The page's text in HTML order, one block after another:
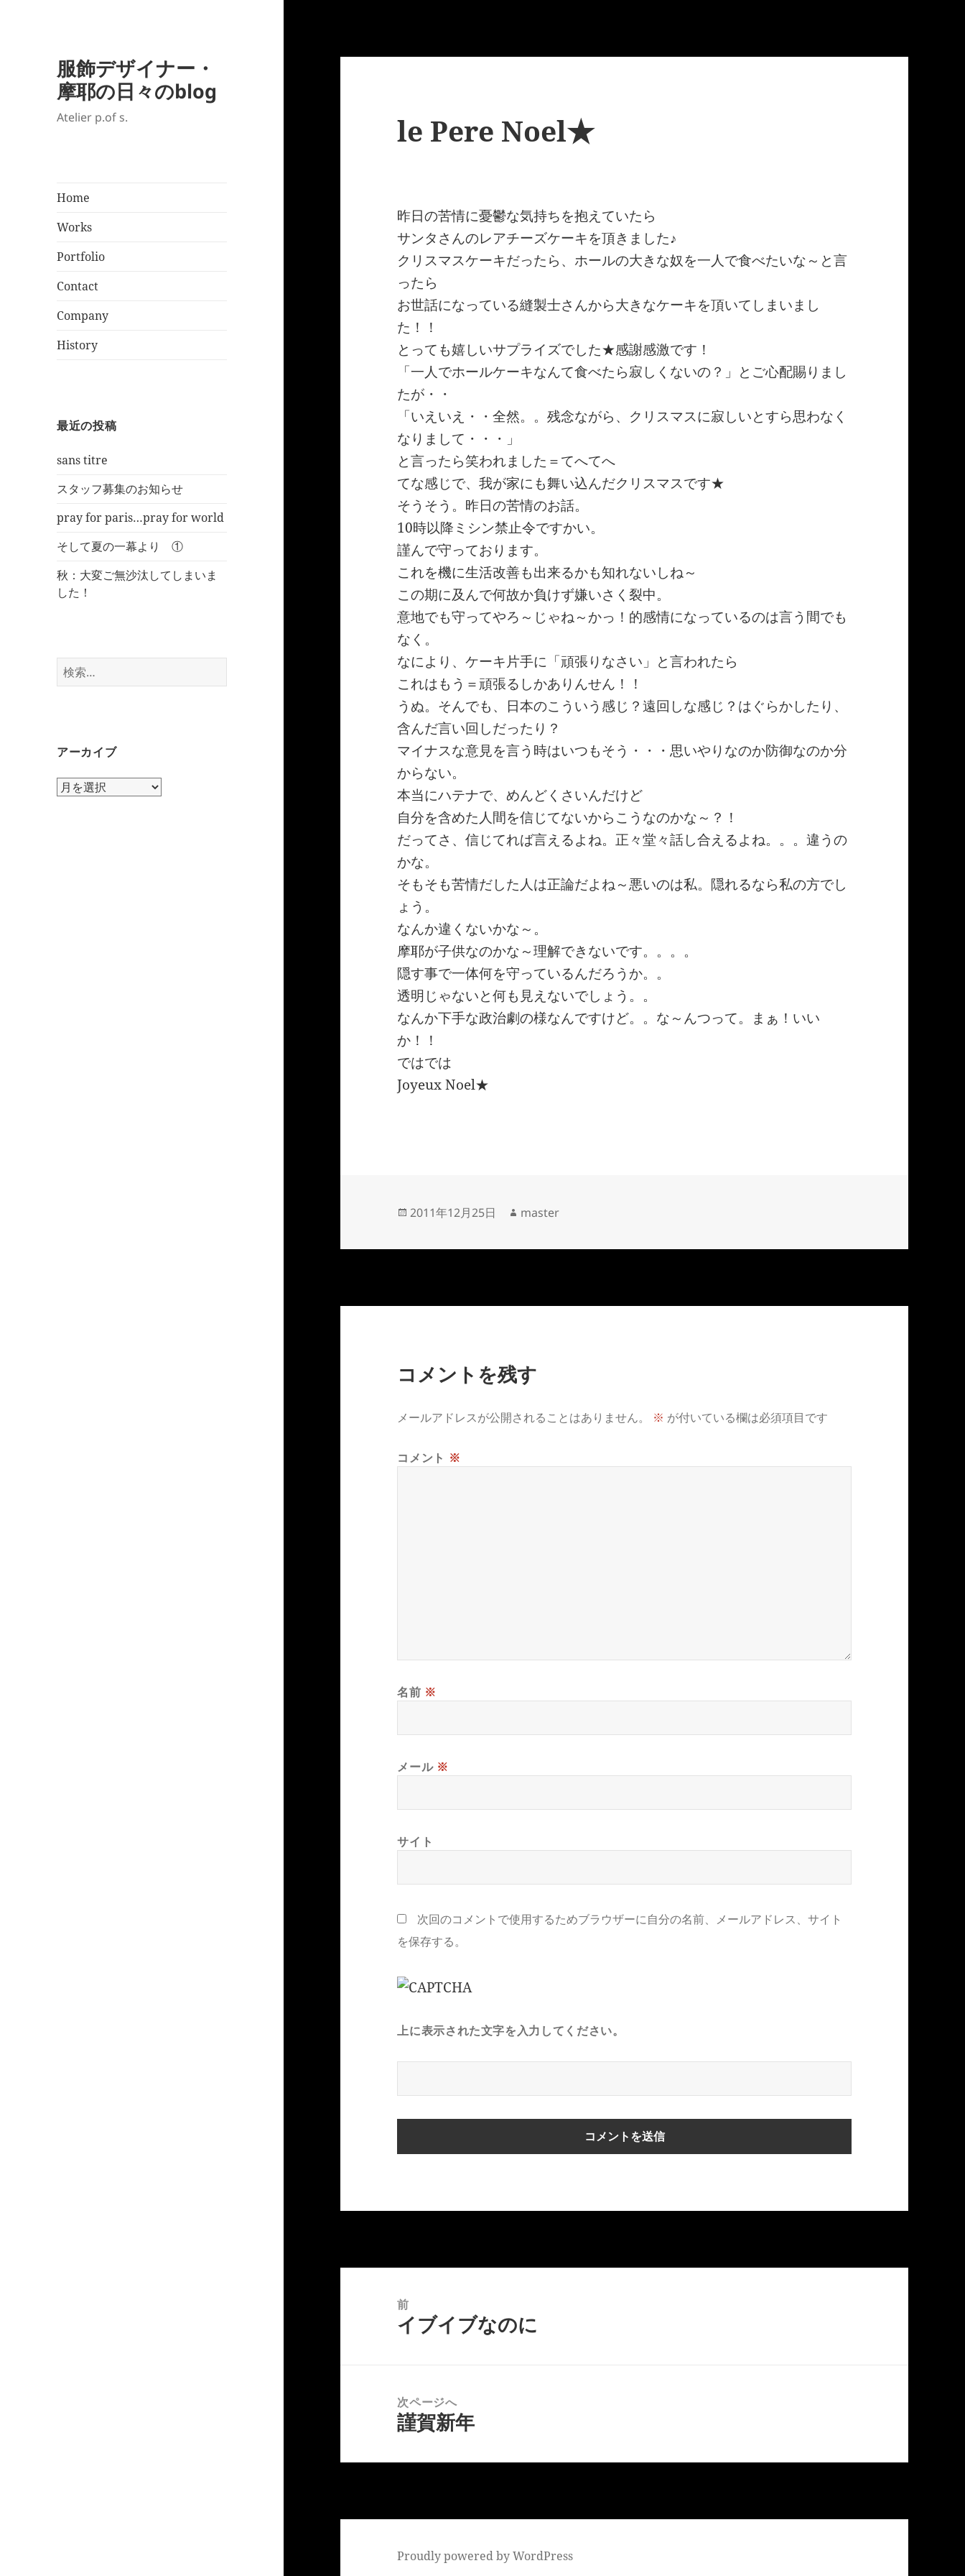
服飾デザイナー・
摩耶の日々のblog
Atelier p.of s.
Home
Works
Portfolio
Contact
Company
History
最近の投稿
sans titre
スタッフ募集のお知らせ
pray for paris…pray for world
そして夏の一幕より ①
秋：大変ご無沙汰してしまいま
した！
検
索:
アーカイブ
ア
le Pere Noel★
昨日の苦情に憂鬱な気持ちを抱えていたら
サンタさんのレアチーズケーキを頂きました♪
クリスマスケーキだったら、ホールの大きな奴を一人で食べたいな～と言
ったら
お世話になっている縫製士さんから大きなケーキを頂いてしまいまし
た！！
とっても嬉しいサプライズでした★感謝感激です！
「一人でホールケーキなんて食べたら寂しくないの？」とご心配賜りまし
たが・・
「いえいえ・・全然。。残念ながら、クリスマスに寂しいとすら思わなく
なりまして・・・」
と言ったら笑われました＝てへてへ
てな感じで、我が家にも舞い込んだクリスマスです★
そうそう。昨日の苦情のお話。
10時以降ミシン禁止令ですかい。
謹んで守っております。
これを機に生活改善も出来るかも知れないしね～
この期に及んで何故か負けず嫌いさく裂中。
意地でも守ってやろ～じゃね～かっ！的感情になっているのは言う間でも
なく。
なにより、ケーキ片手に「頑張りなさい」と言われたら
これはもう＝頑張るしかありんせん！！
うぬ。そんでも、日本のこういう感じ？遠回しな感じ？はぐらかしたり、
含んだ言い回しだったり？
マイナスな意見を言う時はいつもそう・・・思いやりなのか防御なのか分
からない。
本当にハテナで、めんどくさいんだけど
自分を含めた人間を信じてないからこうなのかな～？！
だってさ、信じてれば言えるよね。正々堂々話し合えるよね。。。違うの
かな。
そもそも苦情だした人は正論だよね～悪いのは私。隠れるなら私の方でし
ょう。
なんか違くないかな～。
摩耶が子供なのかな～理解できないです。。。。
隠す事で一体何を守っているんだろうか。。
透明じゃないと何も見えないでしょう。。
なんか下手な政治劇の様なんですけど。。な～んつって。まぁ！いい
か！！
ではでは
Joyeux Noel★
投
日:
2011年12月25日
作
者
master
コメントを残す
メールアドレスが公開されることはありません。 ※ が付いている欄は必須項目です
コメント ※
名前 ※
メール ※
サイト
次回のコメントで使用するためブラウザーに自分の名前、メールアドレス、サイト
を保存する。
上に表示された文字を入力してください。
前
前
イブイブなのに
次ページへ
次
投
謹賀新年
Proudly powered by WordPress